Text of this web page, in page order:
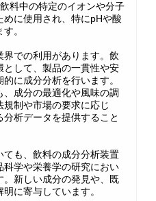
料中の特定のイオンや分子
に使用され、特にpHや酸
。
界での利用があります。飲
して、製品の一貫性や安
に成分分析を行います。
、成分の最適化や風味の調
制や市場の要求に応じ
析データを提供すること
ても、飲料の成分分析装置
科学や栄養学の研究におい
新しい成分の発見や、既
に寄与しています。